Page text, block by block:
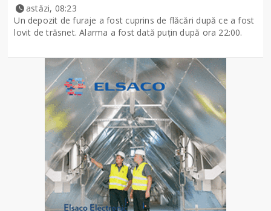
astăzi, 08:23
Un depozit de furaje a fost cuprins de flăcări după ce a fost
lovit de trăsnet. Alarma a fost dată puțin după ora 22:00.